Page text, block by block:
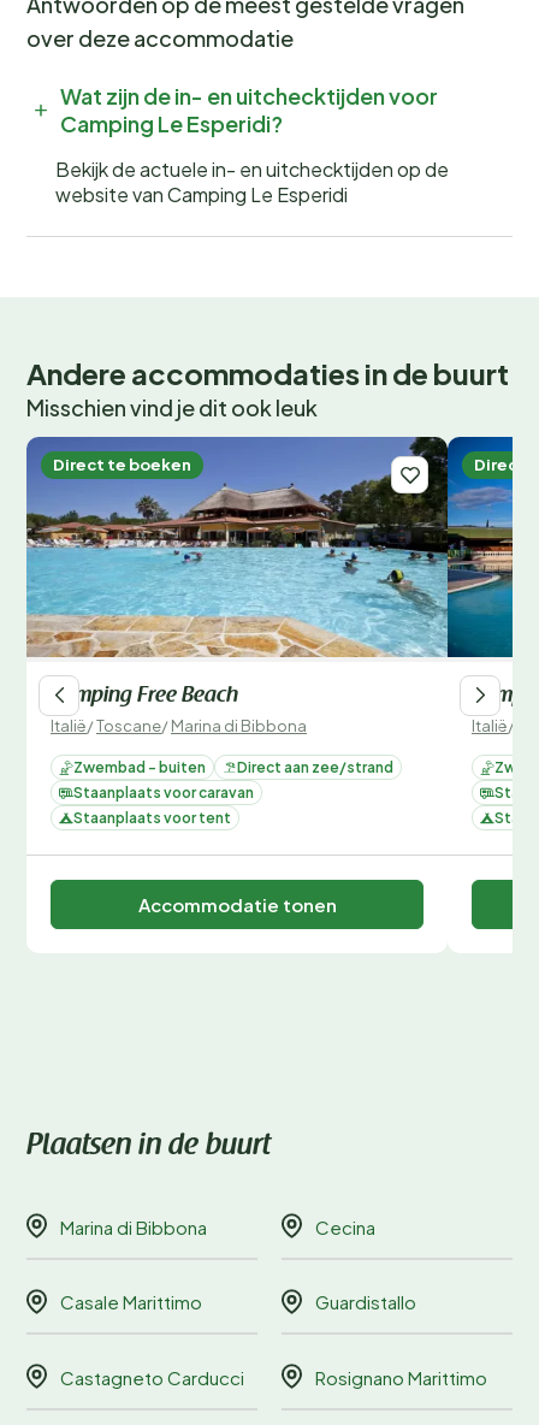
over deze accommodatie
Wat zijn de in- en uitchecktijden voor
Camping Le Esperidi?
Bekijk de actuele in- en uitchecktijden op de
website van Camping Le Esperidi
Andere accommodaties in de buurt
Misschien vind je dit ook leuk
Direct te boeken
Camping Free Beach
Italië/Toscane/Marina di Bibbona
Zwembad - buiten
Direct aan zee/strand
Staanplaats voor caravan
Staanplaats voor tent
Accommodatie tonen
Direct
Italië/
Plaatsen in de buurt
Marina di Bibbona Cecina
Casale Marittimo Guardistallo
Castagneto Carducci Rosignano Marittimo